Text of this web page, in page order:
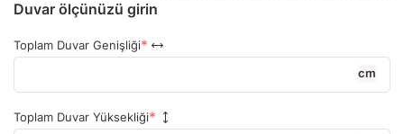
Duvar ölçünüzü girin
Toplam Duvar Genişliği
cm
Toplam Duvar Yüksekliği